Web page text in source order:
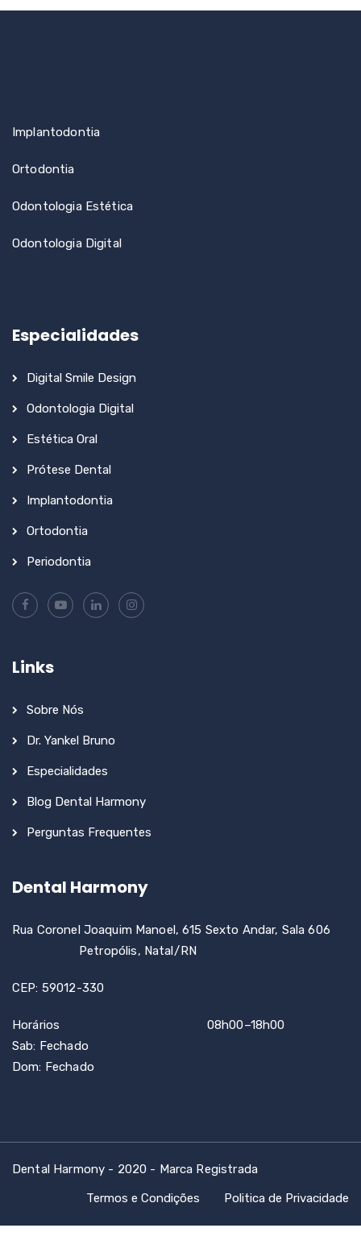
Implantodontia
Ortodontia
Odontologia Estética
Odontologia Digital
Especialidades
Digital Smile Design
Odontologia Digital
Estética Oral
Prótese Dental
Implantodontia
Ortodontia
Periodontia
Links
Sobre Nós
Dr. Yankel Bruno
Especialidades
Blog Dental Harmony
Perguntas Frequentes
Dental Harmony
Rua Coronel Joaquim Manoel, 615 Sexto Andar, Sala 606
Petropólis, Natal/RN
CEP: 59012-330
Horários 08h00–18h00
Sab: Fechado
Dom: Fechado
Dental Harmony - 2020 - Marca Registrada
Termos e Condições
Politica de Privacidade